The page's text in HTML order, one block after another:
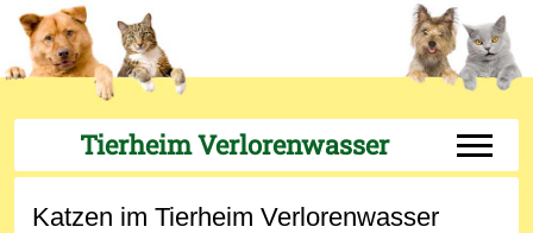
Tierheim Verlorenwasser Off-
Katzen im Tierheim Verlorenwasser